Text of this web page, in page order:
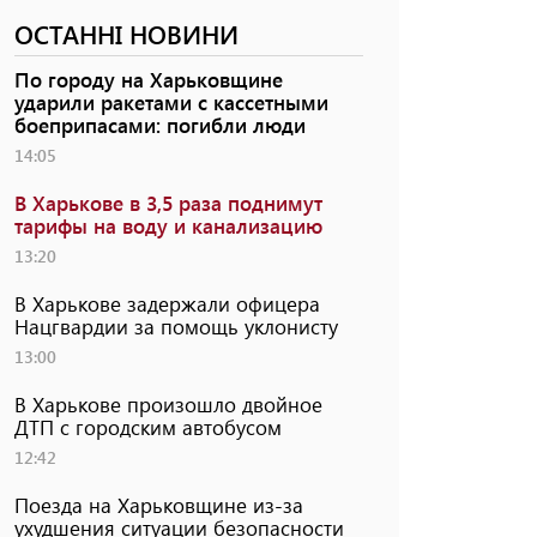
ОСТАННІ НОВИНИ
По городу на Харьковщине
ударили ракетами с кассетными
боеприпасами: погибли люди
14:05
В Харькове в 3,5 раза поднимут
тарифы на воду и канализацию
13:20
В Харькове задержали офицера
Нацгвардии за помощь уклонисту
13:00
В Харькове произошло двойное
ДТП с городским автобусом
12:42
Поезда на Харьковщине из-за
ухудшения ситуации безопасности